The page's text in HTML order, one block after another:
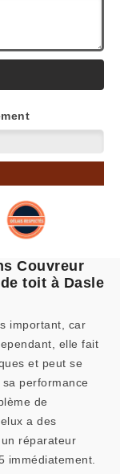
Couvreur
toit à Dasle
important, car
elle fait
et peut se
performance
de
a des
réparateur
immédiatement.